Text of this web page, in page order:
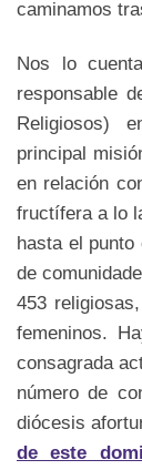
caminamos
Nos lo
responsable
Religiosos)
principal
en relación
fructífera a lo
hasta el
de
453
femeninos.
consagrada
número de
diócesis
de este